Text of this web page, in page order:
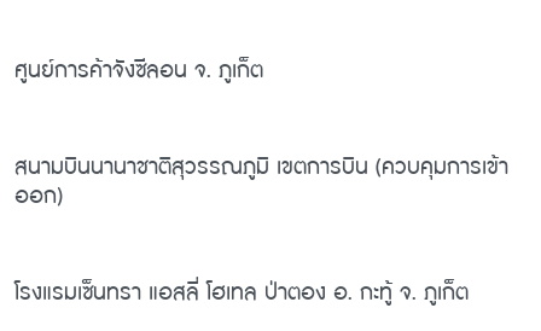
ศูนย์การค้าจังซีลอน จ. ภูเก็ต
สนามบินนานาชาติสุวรรณภูมิ เขตการบิน (ควบคุมการเข้า
ออก)
โรงแรมเซ็นทรา แอสลี่ โฮเทล ป่าตอง อ. กะทู้ จ. ภูเก็ต